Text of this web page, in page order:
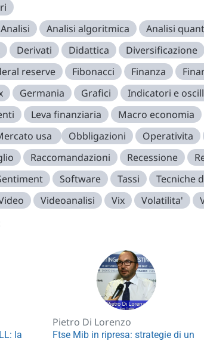
Analisi Analisi algoritmica Analisi
Derivati Didattica Diversificazione
reserve Fibonacci Finanza
Germania Grafici Indicatori e
Leva finanziaria Macro economia
usa Obbligazioni Operativita
Raccomandazioni Recessione
Software Tassi
Tecniche
Videoanalisi Vix Volatilita'
la
Pietro Di Lorenzo
Ftse Mib in ripresa: strategie di un